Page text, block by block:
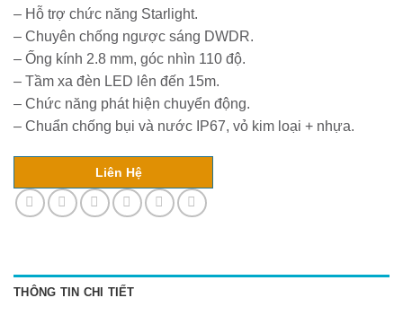
– Hỗ trợ chức năng Starlight.
– Chuyên chống ngược sáng DWDR.
– Ống kính 2.8 mm, góc nhìn 110 độ.
– Tầm xa đèn LED lên đến 15m.
– Chức năng phát hiện chuyển động.
– Chuẩn chống bụi và nước IP67, vỏ kim loại + nhựa.
Liên Hệ
THÔNG TIN CHI TIẾT